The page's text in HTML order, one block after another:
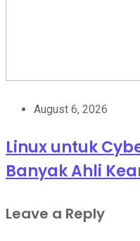
August 6, 2026
Linux untuk
Banyak Ahli
Leave a Reply